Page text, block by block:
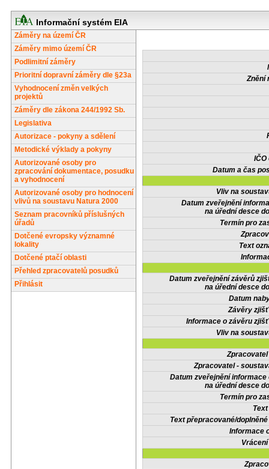
Informační systém EIA
Záměry na území ČR
Záměry mimo území ČR
Podlimitní záměry
Prioritní dopravní záměry dle §23a
Vyhodnocení změn velkých
projektů
Záměry dle zákona 244/1992 Sb.
Legislativa
Autorizace - pokyny a sdělení
Metodické výklady a pokyny
Autorizované osoby pro
zpracování dokumentace, posudku
a vyhodnocení
Autorizované osoby pro hodnocení
vlivů na soustavu Natura 2000
Seznam pracovníků příslušných
úřadů
Dotčené evropsky významné
lokality
Dotčené ptačí oblasti
Přehled zpracovatelů posudků
Přihlásit
Znění
IČO
Datum a čas
Vliv na
Datum zveřejnění
na úřední desce
Termín pro
Text
Datum zveřejnění závěrů
na úřední desce
Datum
Závěry
Informace o závěru
Vliv na
Zpracovatel -
Datum zveřejnění informace
na úřední desce
Termín pro
Text přepracované/
Informace